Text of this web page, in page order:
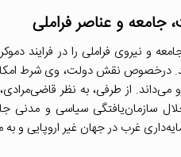
جامعه و عناصر فراملی
و نیروی فراملی را در فرایند
درخصوص نقش دولت، وی شرط
می‌داند. از طرفی، به نظر
سازمان‌یافتگی سیاسی و مدنی
غرب در جهان غیر اروپایی و به